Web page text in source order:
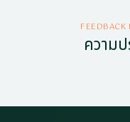
FEEDBACK
ความ